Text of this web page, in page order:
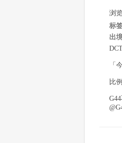
浏
标
出
「
比